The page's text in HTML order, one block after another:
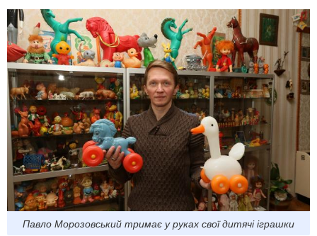
Павло Морозовський тримає у руках свої дитячі іграшки